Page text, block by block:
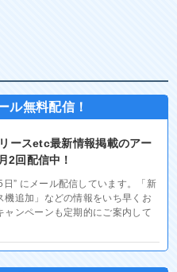
ル無料配信！
ースetc最新情報掲載のアー
2回配信中！
日” にメール配信しています。「新
追加」などの情報をいち早くお
ンペーンも定期的にご案内して